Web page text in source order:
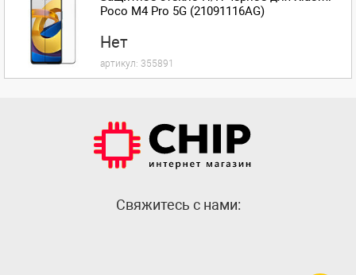
Poco M4 Pro 5G (21091116AG)
Нет
артикул: 355891
Cвяжитесь с нами: